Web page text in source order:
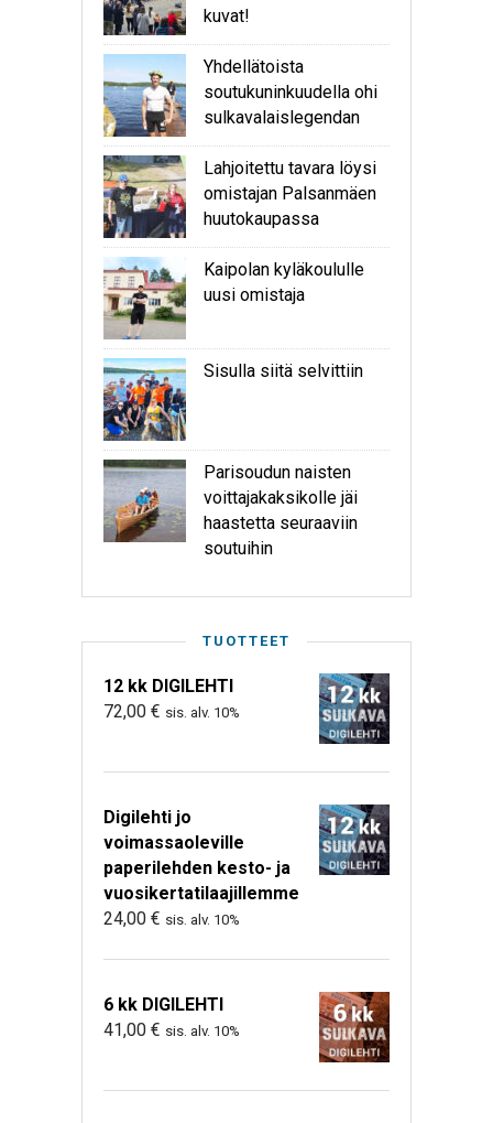
kuvat!
Yhdellätoista
soutukuninkuudella ohi
sulkavalaislegendan
Lahjoitettu tavara löysi
omistajan Palsanmäen
huutokaupassa
Kaipolan kyläkoululle
uusi omistaja
Sisulla siitä selvittiin
Parisoudun naisten
voittajakaksikolle jäi
haastetta seuraaviin
soutuihin
TUOTTEET
12 kk DIGILEHTI
72,00 € sis. alv. 10%
Digilehti jo
voimassaoleville
paperilehden kesto- ja
vuosikertatilaajillemme
24,00 € sis. alv. 10%
6 kk DIGILEHTI
41,00 € sis. alv. 10%